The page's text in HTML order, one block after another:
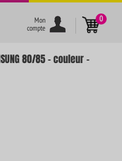
Mon
compte
0
80/85 - couleur -